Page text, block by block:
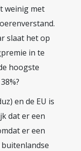
weinig met
slaat het op
in te
hoogste
en de EU is
dat er een
er een